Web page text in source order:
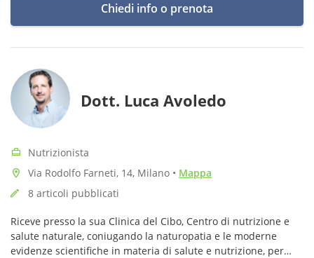
Chiedi info o prenota
Dott. Luca Avoledo
Nutrizionista
Via Rodolfo Farneti, 14, Milano • Mappa
8 articoli pubblicati
Riceve presso la sua Clinica del Cibo, Centro di nutrizione e
salute naturale, coniugando la naturopatia e le moderne
evidenze scientifiche in materia di salute e nutrizione, per